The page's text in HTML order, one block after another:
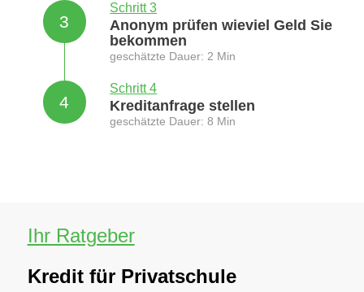
3
Schritt 3
Anonym prüfen wieviel Geld Sie
bekommen
geschätzte Dauer: 2 Min
4
Schritt 4
Kreditanfrage stellen
geschätzte Dauer: 8 Min
Ihr Ratgeber
Kredit für Privatschule